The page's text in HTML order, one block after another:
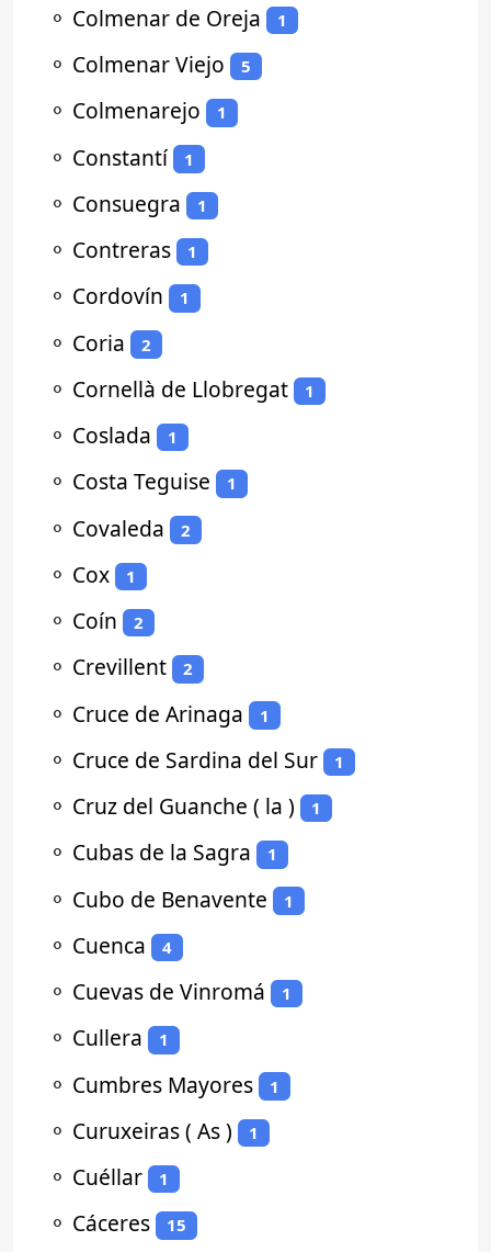
⚬ Colmenar de Oreja 1
⚬ Colmenar Viejo 5
⚬ Colmenarejo 1
⚬ Constantí 1
⚬ Consuegra 1
⚬ Contreras 1
⚬ Cordovín 1
⚬ Coria 2
⚬ Cornellà de Llobregat 1
⚬ Coslada 1
⚬ Costa Teguise 1
⚬ Covaleda 2
⚬ Cox 1
⚬ Coín 2
⚬ Crevillent 2
⚬ Cruce de Arinaga 1
⚬ Cruce de Sardina del Sur 1
⚬ Cruz del Guanche ( la ) 1
⚬ Cubas de la Sagra 1
⚬ Cubo de Benavente 1
⚬ Cuenca 4
⚬ Cuevas de Vinromá 1
⚬ Cullera 1
⚬ Cumbres Mayores 1
⚬ Curuxeiras ( As ) 1
⚬ Cuéllar 1
⚬ Cáceres 15